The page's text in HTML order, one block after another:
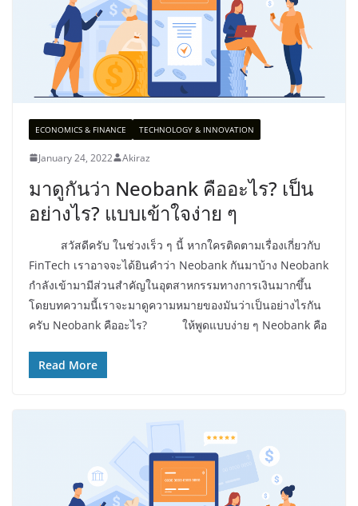
ECONOMICS & FINANCE TECHNOLOGY & INNOVATION
January 24, 2022 Akiraz
มาดูกันว่า Neobank คืออะไร? เป็น
อย่างไร? แบบเข้าใจง่าย ๆ
สวัสดีครับ ในช่วงเร็ว ๆ นี้ หากใครติดตามเรื่องเกี่ยวกับ
FinTech เราอาจจะได้ยินคำว่า Neobank กันมาบ้าง Neobank
กำลังเข้ามามีส่วนสำคัญในอุตสาหกรรมทางการเงินมากขึ้น
โดยบทความนี้เราจะมาดูความหมายของมันว่าเป็นอย่างไรกัน
ครับ Neobank คืออะไร? ให้พูดแบบง่าย ๆ Neobank คือ
Read More